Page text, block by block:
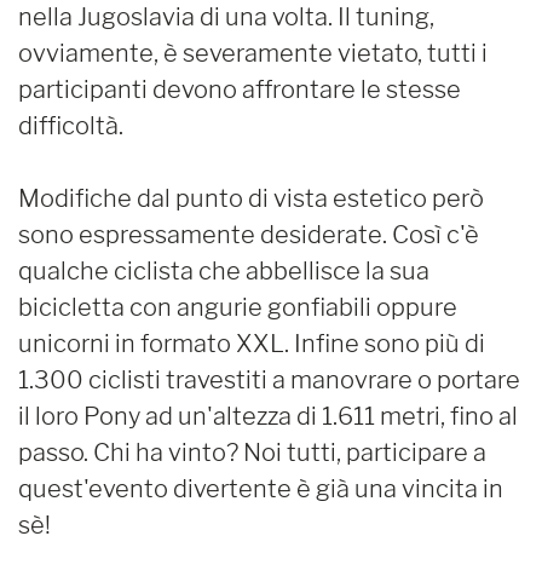
nella Jugoslavia di una volta. Il tuning,
ovviamente, è severamente vietato, tutti i
participanti devono affrontare le stesse
difficoltà.
Modifiche dal punto di vista estetico però
sono espressamente desiderate. Così c'è
qualche ciclista che abbellisce la sua
bicicletta con angurie gonfiabili oppure
unicorni in formato XXL. Infine sono più di
1.300 ciclisti travestiti a manovrare o portare
il loro Pony ad un'altezza di 1.611 metri, fino al
passo. Chi ha vinto? Noi tutti, participare a
quest'evento divertente è già una vincita in
sè!